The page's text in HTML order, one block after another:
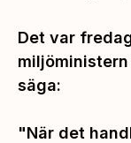
Det var
säga:
"När det